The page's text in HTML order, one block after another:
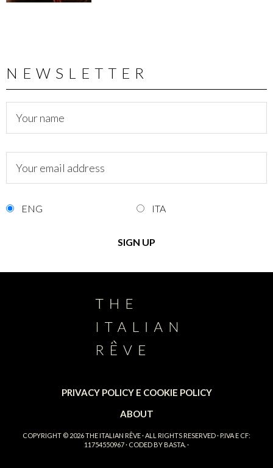
NEWSLETTER
ENG ITA
PRIVACY POLICY E COOKIE POLICY
ABOUT
COPYRIGHT © 2026THE ITALIAN RÊVE· ALL RIGHTS RESERVED · P.IVA E CF:
11754550967 · CODED BY BASTA. ·